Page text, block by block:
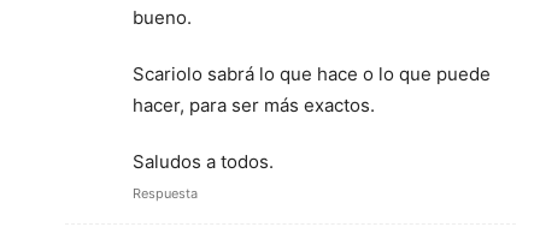
bueno.
Scariolo sabrá lo que hace o lo que puede
hacer, para ser más exactos.
Saludos a todos.
Respuesta